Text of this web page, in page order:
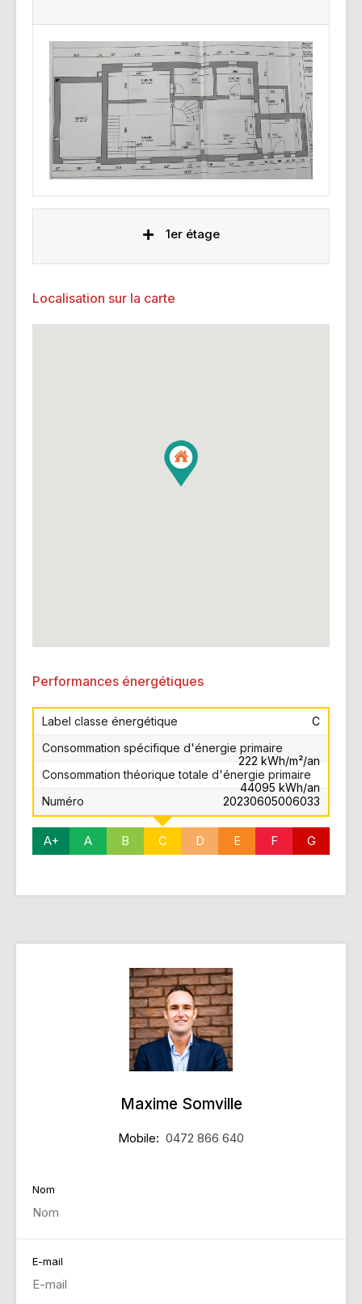
1er étage
Localisation sur la carte
Performances énergétiques
Label classe énergétique
C
Consommation spécifique d'énergie primaire
222 kWh/m²/an
Consommation théorique totale d'énergie primaire
44095 kWh/an
Numéro
20230605006033
A+ A B C D E F G
Maxime Somville
Mobile: 0472 866 640
Nom
E-mail